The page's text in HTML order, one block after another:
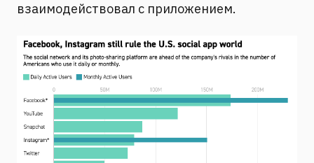
взаимодействовал с приложением.